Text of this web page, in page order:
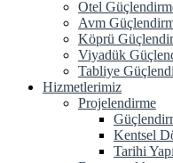
Otel
Avm
Köprü
Viyadük
Tabliye
Hizmetlerimiz
Projelendirme
Kentsel
Tarihi